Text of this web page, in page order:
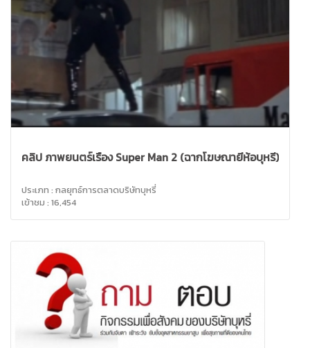
คลิป ภาพยนตร์เรื่อง Super Man 2 (ฉากโฆษณายี่ห้อบุหรี่)
ประเภท : กลยุทธ์การตลาดบริษัทบุหรี่
เข้าชม : 16,454